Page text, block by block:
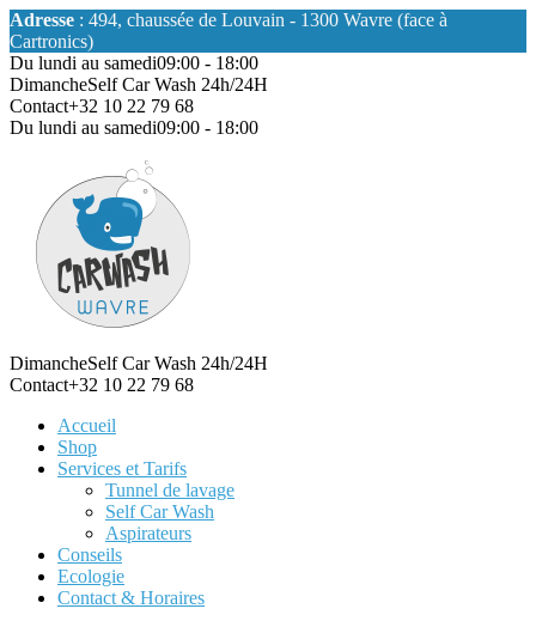
Adresse : 494, chaussée de Louvain - 1300 Wavre (face à
Cartronics)
Du lundi au samedi09:00 - 18:00
DimancheSelf Car Wash 24h/24H
Contact+32 10 22 79 68
Du lundi au samedi09:00 - 18:00
DimancheSelf Car Wash 24h/24H
Contact+32 10 22 79 68
Accueil
Shop
Services et Tarifs
Tunnel de lavage
Self Car Wash
Aspirateurs
Conseils
Ecologie
Contact & Horaires